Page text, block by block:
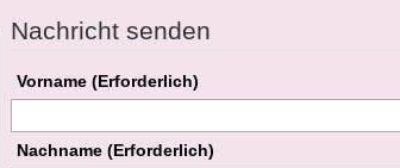
Nachricht senden
Vorname (Erforderlich)
Nachname (Erforderlich)